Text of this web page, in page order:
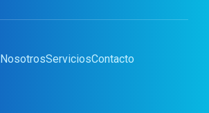
NosotrosServiciosContacto